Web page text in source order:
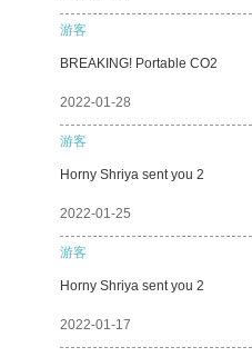
游客
BREAKING! Portable CO2
2022-01-28
游客
Horny Shriya sent you 2
2022-01-25
游客
Horny Shriya sent you 2
2022-01-17